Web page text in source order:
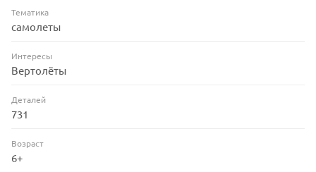
Тематика
самолеты
Интересы
Вертолёты
Деталей
731
Возраст
6+